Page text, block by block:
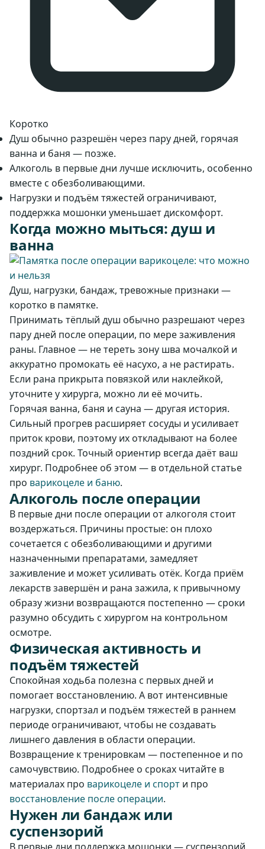
Коротко
Душ обычно разрешён через пару дней, горячая
ванна и баня — позже.
Алкоголь в первые дни лучше исключить, особенно
вместе с обезболивающими.
Нагрузки и подъём тяжестей ограничивают,
поддержка мошонки уменьшает дискомфорт.
Когда можно мыться: душ и
ванна
Душ, нагрузки, бандаж, тревожные признаки —
коротко в памятке.
Принимать тёплый душ обычно разрешают через
пару дней после операции, по мере заживления
раны. Главное — не тереть зону шва мочалкой и
аккуратно промокать её насухо, а не растирать.
Если рана прикрыта повязкой или наклейкой,
уточните у хирурга, можно ли её мочить.
Горячая ванна, баня и сауна — другая история.
Сильный прогрев расширяет сосуды и усиливает
приток крови, поэтому их откладывают на более
поздний срок. Точный ориентир всегда даёт ваш
хирург. Подробнее об этом — в отдельной статье
про варикоцеле и баню.
Алкоголь после операции
В первые дни после операции от алкоголя стоит
воздержаться. Причины простые: он плохо
сочетается с обезболивающими и другими
назначенными препаратами, замедляет
заживление и может усиливать отёк. Когда приём
лекарств завершён и рана зажила, к привычному
образу жизни возвращаются постепенно — сроки
разумно обсудить с хирургом на контрольном
осмотре.
Физическая активность и
подъём тяжестей
Спокойная ходьба полезна с первых дней и
помогает восстановлению. А вот интенсивные
нагрузки, спортзал и подъём тяжестей в раннем
периоде ограничивают, чтобы не создавать
лишнего давления в области операции.
Возвращение к тренировкам — постепенное и по
самочувствию. Подробнее о сроках читайте в
материалах про варикоцеле и спорт и про
восстановление после операции.
Нужен ли бандаж или
суспензорий